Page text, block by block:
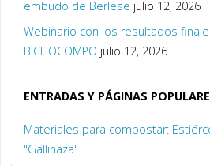
embudo de Berlese julio 12, 2026
Webinario con los resultados
BICHOCOMPO julio 12, 2026
ENTRADAS Y PÁGINAS
Materiales para compostar:
"Gallinaza"